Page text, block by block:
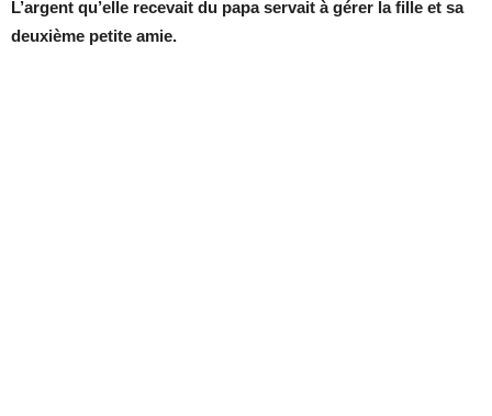
L’argent qu’elle recevait du papa servait à gérer la fille et sa
deuxième petite amie.